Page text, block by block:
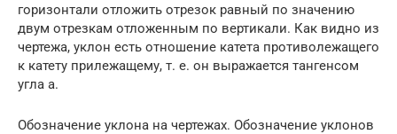
горизонтали отложить отрезок равный по значению
двум отрезкам отложенным по вертикали. Как видно из
чертежа, уклон есть отношение катета противолежащего
к катету прилежащему, т. е. он выражается тангенсом
угла а.
Обозначение уклона на чертежах. Обозначение уклонов